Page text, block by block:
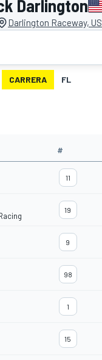
MOTO
Darlington
Darlington Raceway, US
CARRERA FL
#
11
19
9
98
1
15